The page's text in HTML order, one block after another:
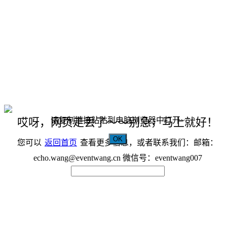
哎呀，网页走丢了～～别急，马上就好！
您可以 返回首页 查看更多信息，或者联系我们：邮箱：
echo.wang@eventwang.cn 微信号：eventwang007
请复制链接粘贴到电脑浏览器中打开~
OK